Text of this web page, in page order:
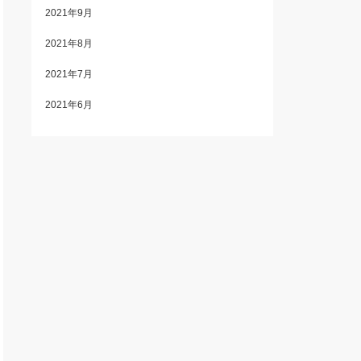
2021年9月
2021年8月
2021年7月
2021年6月